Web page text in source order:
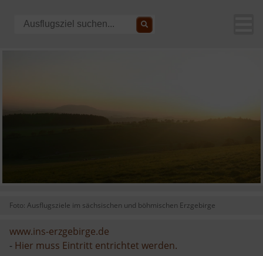
Foto: Ausflugsziele im sächsischen und böhmischen Erzgebirge
www.ins-erzgebirge.de
- Hier muss Eintritt entrichtet werden.